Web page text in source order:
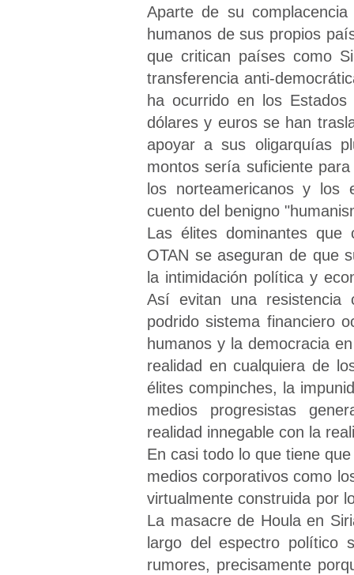
Aparte de su
humanos de sus propios
que critican países como
transferencia anti-
ha ocurrido en los
dólares y euros se han
apoyar a sus oligarquías
montos sería suficiente
los norteamericanos y los
cuento del benigno
Las élites dominantes
OTAN se aseguran de que
la intimidación política y
Así evitan una resistencia
podrido sistema financiero
humanos y la democracia
realidad en cualquiera de
élites compinches, la
medios progresistas
realidad innegable con la
En casi todo lo que tiene
medios corporativos como
virtualmente construida por
La masacre de Houla en
largo del espectro político
rumores, precisamente